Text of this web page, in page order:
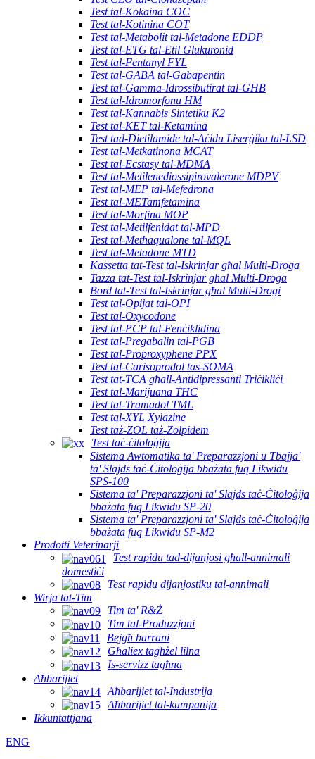
Test tal-Kokaina COC
Test tal-Kotinina COT
Test tal-Metabolit tal-Metadone EDDP
Test tal-ETG tal-Etil Glukuronid
Test tal-Fentanyl FYL
Test tal-GABA tal-Gabapentin
Test tal-Gamma-Idrossibutirat tal-GHB
Test tal-Idromorfonu HM
Test tal-Kannabis Sintetiku K2
Test tal-KET tal-Ketamina
Test tad-Dietilamide tal-Aċidu Liserġiku tal-LSD
Test tal-Metkatinona MCAT
Test tal-Ecstasy tal-MDMA
Test tal-Metilenediossipirovalerone MDPV
Test tal-MEP tal-Mefedrona
Test tal-METamfetamina
Test tal-Morfina MOP
Test tal-Metilfenidat tal-MPD
Test tal-Methaqualone tal-MQL
Test tal-Metadone MTD
Kassetta tat-Test tal-Iskrinjar għal Multi-Droga
Tazza tat-Test tal-Iskrinjar għal Multi-Droga
Bord tat-Test tal-Iskrinjar għal Multi-Drogi
Test tal-Opijat tal-OPI
Test tal-Oxycodone
Test tal-PCP tal-Fenċiklidina
Test tal-Pregabalin tal-PGB
Test tal-Proproxyphene PPX
Test tal-Carisoprodol tas-SOMA
Test tat-TCA għall-Antidipressanti Triċikliċi
Test tal-Marijuana THC
Test tat-Tramadol TML
Test tal-XYL Xylazine
Test taż-ZOL taż-Zolpidem
Test taċ-ċitoloġija
Sistema Awtomatika ta' Preparazzjoni u Tbajja'
ta' Slajds taċ-Ċitoloġija bbażata fuq Likwidu
SPS-100
Sistema ta' Preparazzjoni ta' Slajds taċ-Ċitoloġija
bbażata fuq Likwidu SP-20
Sistema ta' Preparazzjoni ta' Slajds taċ-Ċitoloġija
bbażata fuq Likwidu SP-M2
Prodotti Veterinarji
Test rapidu tad-dijanjosi għall-annimali
domestiċi
Test rapidu dijanjostiku tal-annimali
Wirja tat-Tim
Tim ta' R&Ż
Tim tal-Produzzjoni
Bejgħ barrani
Għaliex tagħżel lilna
Is-servizz tagħna
Aħbarijiet
Aħbarijiet tal-Industrija
Aħbarijiet tal-kumpanija
Ikkuntattjana
ENG